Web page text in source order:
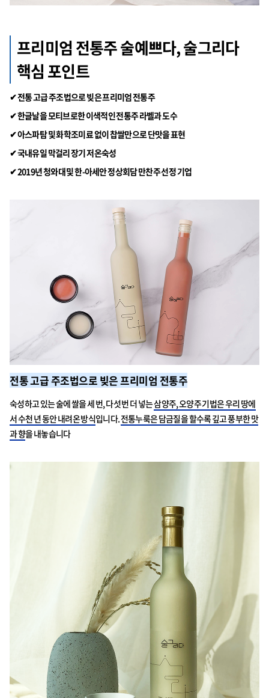
프리미엄 전통주 술예쁘다, 술그리다
핵심 포인트
✔ 전통 고급 주조법으로 빚은 프리미엄 전통주
✔ 한글날을 모티브로한 이색적인 전통주 라벨과 도수
✔ 아스파탐 및 화학조미료 없이 찹쌀만으로 단맛을 표현
✔ 국내유일 막걸리 장기 저온숙성
✔ 2019년 청와대 및 한-아세안 정상회담 만찬주 선정 기업
전통 고급 주조법으로 빚은 프리미엄 전통주
숙성하고 있는 술에 쌀을 세 번, 다섯 번 더 넣는삼양주, 오양주 기법은 우리 땅에
서 수천 년 동안 내려온 방식입니다.전통누룩은 담금질을 할수록 깊고 풍부한 맛
과 향을 내놓습니다